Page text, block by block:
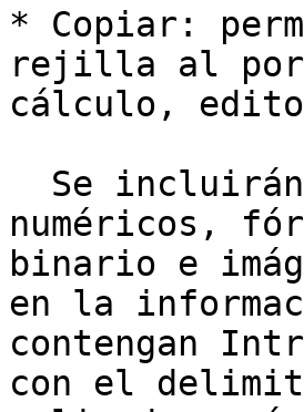
* Copiar:
rejilla al
cálculo,
numéricos,
binario e
en la
contengan
con el